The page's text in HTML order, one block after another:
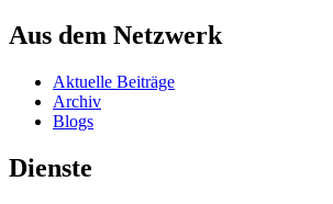
Aus dem Netzwerk
Aktuelle Beiträge
Archiv
Blogs
Dienste